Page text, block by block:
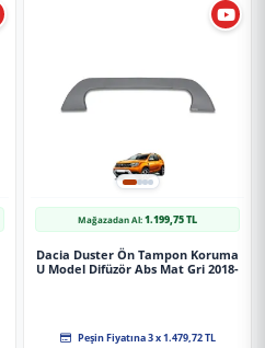
Mağazadan Al:1.199,75 TL
Dacia Duster Ön Tampon Koruma
U Model Difüzör Abs Mat Gri 2018-
Peşin Fiyatına 3 x 1.479,72 TL